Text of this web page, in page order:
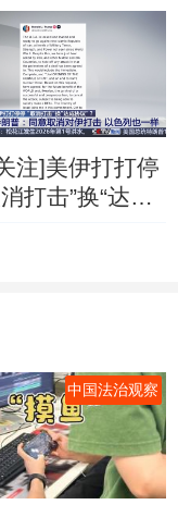
注]美伊打打停
打击”换“达成
伊打击 以色列
中国法治观察